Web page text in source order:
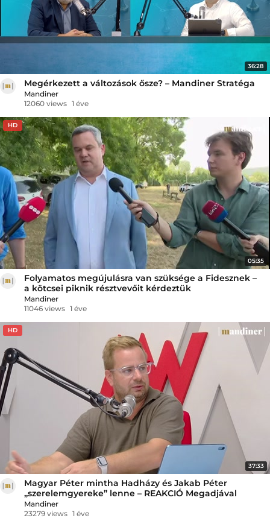
36:28
Megérkezett a változások ősze? – Mandiner Stratéga
Mandiner
12060 views 1 éve
HD
05:35
Folyamatos megújulásra van szüksége a Fidesznek –
a kötcsei piknik résztvevőit kérdeztük
Mandiner
11046 views 1 éve
HD
37:33
Magyar Péter mintha Hadházy és Jakab Péter
„szerelemgyereke” lenne – REAKCIÓ Megadjával
Mandiner
23279 views 1 éve